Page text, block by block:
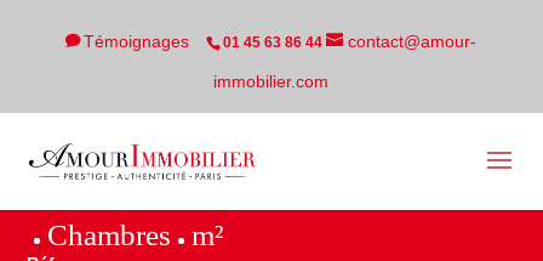
Témoignages 01 45 63 86 44 contact@amour-
immobilier.com
Chambres m²